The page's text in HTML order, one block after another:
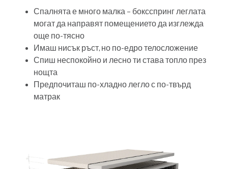
Спалнята е много малка – боксспринг леглата
могат да направят помещението да изглежда
още по-тясно
Имаш нисък ръст, но по-едро телосложение
Спиш неспокойно и лесно ти става топло през
нощта
Предпочиташ по-хладно легло с по-твърд
матрак